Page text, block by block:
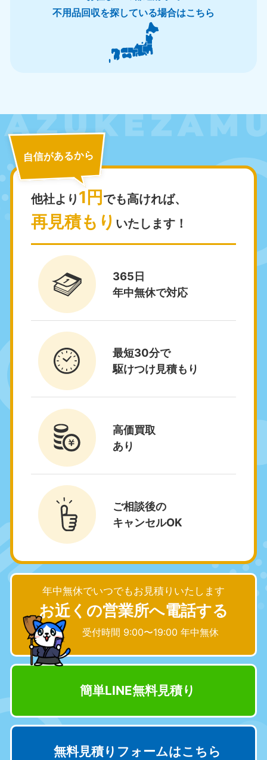
不用品回収を探している場合はこちら
自信があるから
他社より 1円でも高ければ、
再見積もり いたします！
365日
年中無休で対応
最短30分で
駆けつけ見積もり
高価買取
あり
ご相談後の
キャンセルOK
年中無休でいつでもお見積りいたします
お近くの営業所へ電話する
受付時間 9:00〜19:00 年中無休
簡単LINE無料見積り
無料見積りフォームはこちら
北海道・東北
9:00〜19:00 年中無休 9:00〜19:00 年中無休
050-1881-5274
9:00〜19:00 年中無休
050-1881-5275
9:00〜19:00 年中無休
山形県
050-1881-5273
9:00〜19:00 年中無休
宮城県
050-1881-5272
9:00〜19:00 年中無休
福島県
050-1881-5271
9:00〜19:00 年中無休
関東
東京都
050-1881-5265
9:00〜19:00 年中無休
神奈川県
9:00〜19:00 年中無休
千葉県
050-1881-5268
9:00〜19:00 年中無休
埼玉県
9:00〜19:00 年中無休
栃木県
050-1881-5270
9:00〜19:00 年中無休
050-1881-5267
9:00〜19:00 年中無休
中部
050-1881-5255 050-1881-5259
静岡県
050-1881-5256
9:00〜19:00 年中無休
長野県
050-1881-5260
9:00〜19:00 年中無休
福井県
9:00〜19:00 年中無休
石川県
9:00〜19:00 年中無休
050-1881-5262 050-1881-5257